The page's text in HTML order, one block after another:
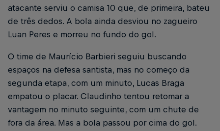
atacante serviu o camisa 10 que, de primeira, bateu
de três dedos. A bola ainda desviou no zagueiro
Luan Peres e morreu no fundo do gol.
O time de Maurício Barbieri seguiu buscando
espaços na defesa santista, mas no começo da
segunda etapa, com um minuto, Lucas Braga
empatou o placar. Claudinho tentou retomar a
vantagem no minuto seguinte, com um chute de
fora da área. Mas a bola passou por cima do gol.